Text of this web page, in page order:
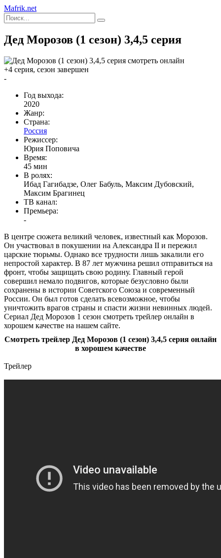
Mafrik.net
Дед Морозов (1 сезон) 3,4,5 серия
+4 серия, сезон завершен
-
Год выхода:
2020
Жанр:
Страна:
Россия
Режиссер:
Юрия Поповича
Время:
45 мин
В ролях:
Ибад Гагибадзе, Олег Бабуль, Максим Дубовский,
Максим Брагинец
ТВ канал:
Премьера:
-
В центре сюжета великий человек, известный как Морозов.
Он участвовал в покушении на Александра II и пережил
царские тюрьмы. Однако все трудности лишь закалили его
непростой характер. В 87 лет мужчина решил отправиться на
фронт, чтобы защищать свою родину. Главный герой
совершил немало подвигов, которые безусловно были
сохранены в истории Советского Союза и современный
России. Он был готов сделать всевозможное, чтобы
уничтожить врагов страны и спасти жизни невинных людей.
Сериал Дед Морозов 1 сезон смотреть трейлер онлайн в
хорошем качестве на нашем сайте.
Смотреть трейлер Дед Морозов (1 сезон) 3,4,5 серия онлайн
в хорошем качестве
Трейлер